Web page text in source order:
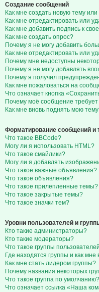
Создание сообщений
Как мне создать новую тему
Как мне отредактировать или
Как мне добавить подпись к
Как мне создать опрос?
Почему я не могу добавить
Как мне отредактировать или
Почему мне недоступны
Почему я не могу добавлять
Почему я получил
Как мне пожаловаться на
Что означает кнопка
Почему моё сообщение
Как мне вновь поднять мою
Форматирование сообщений и
Что такое BBCode?
Могу ли я использовать HTML?
Что такое смайлики?
Могу ли я добавлять
Что такое важные объявления?
Что такое объявления?
Что такое прилепленные темы?
Что такое закрытые темы?
Что такое значки тем?
Уровни пользователей и
Кто такие администраторы?
Кто такие модераторы?
Что такое группы
Где находятся группы и как мне
Как мне стать лидером группы?
Почему названия некоторых
Что такое группа по умолчанию?
Что означает ссылка «Наша